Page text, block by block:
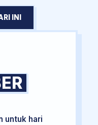
INI
untuk hari